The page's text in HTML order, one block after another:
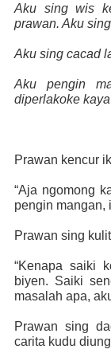
Aku sing wis
prawan. Aku
Aku sing cacad
Aku pengin
diperlakoke
Prawan kencur
“Aja ngomong
pengin mangan,
Prawan sing
“Kenapa saiki
biyen. Saiki
masalah apa,
Prawan sing
carita kudu